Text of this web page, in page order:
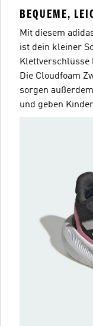
BEQUEME,
Mit diesem
ist dein kleiner
Klettverschlüsse
Die Cloudfoam
sorgen
und geben